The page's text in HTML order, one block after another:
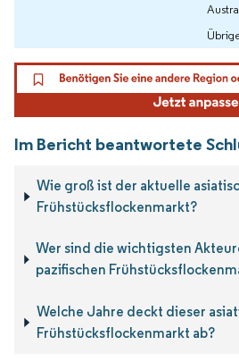
Im Bericht beantwortete
Wie groß ist der aktuelle
Frühstücksflockenmarkt?
Wer sind die wichtigsten
pazifischen
Welche Jahre deckt dieser
Frühstücksflockenmarkt ab?